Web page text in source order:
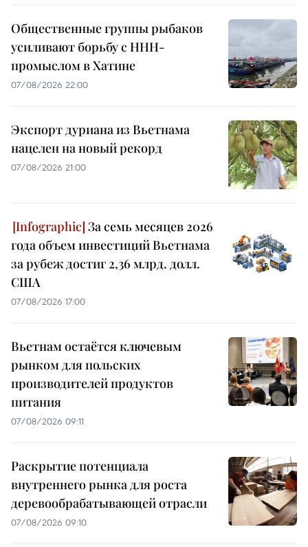
Общественные группы рыбаков
усиливают борьбу с ННН-
промыслом в Хатине
07/08/2026 22:00
Экспорт дуриана из Вьетнама
нацелен на новый рекорд
07/08/2026 21:00
За семь месяцев 2026
года объем инвестиций Вьетнама
за рубеж достиг 2,36 млрд. долл.
США
07/08/2026 17:00
Вьетнам остаётся ключевым
рынком для польских
производителей продуктов
питания
07/08/2026 09:11
Раскрытие потенциала
внутреннего рынка для роста
деревообрабатывающей отрасли
07/08/2026 09:10